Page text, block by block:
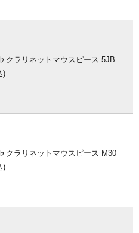
クラリネットマウスピース 5JB
)
クラリネットマウスピース M30
)